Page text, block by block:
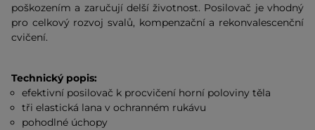
poškozením a zaručují delší životnost. Posilovač je vhodný
pro celkový rozvoj svalů, kompenzační a rekonvalescenční
cvičení.
Technický popis:
efektivní posilovač k procvičení horní poloviny těla
tři elastická lana v ochranném rukávu
pohodlné úchopy